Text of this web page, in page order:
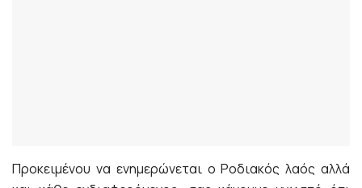
Προκειμένου να ενημερώνεται ο Ροδιακός λαός αλλά